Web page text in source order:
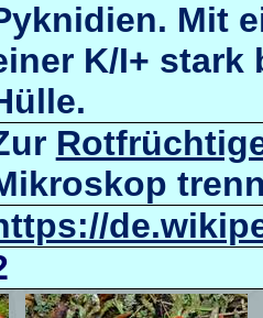
Mit
K/I+ stark